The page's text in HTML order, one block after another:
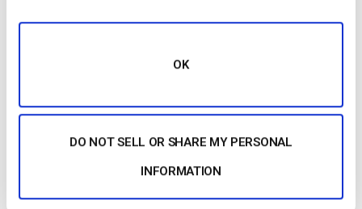
OK
DO NOT SELL OR SHARE MY PERSONAL
INFORMATION
degli utenti. Offrendo opzioni di prezzo differenziate, potete
rivolgervi a un pubblico più ampio e massimizzare il vostro
4. Approfondimenti sui clienti